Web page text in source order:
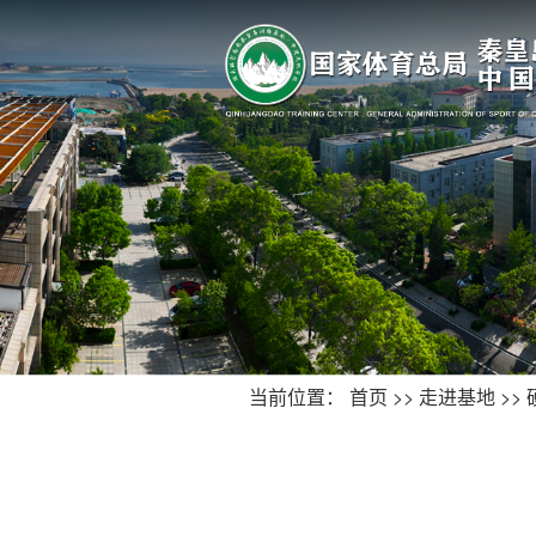
当前位置：首页 >> 走进基地 >>